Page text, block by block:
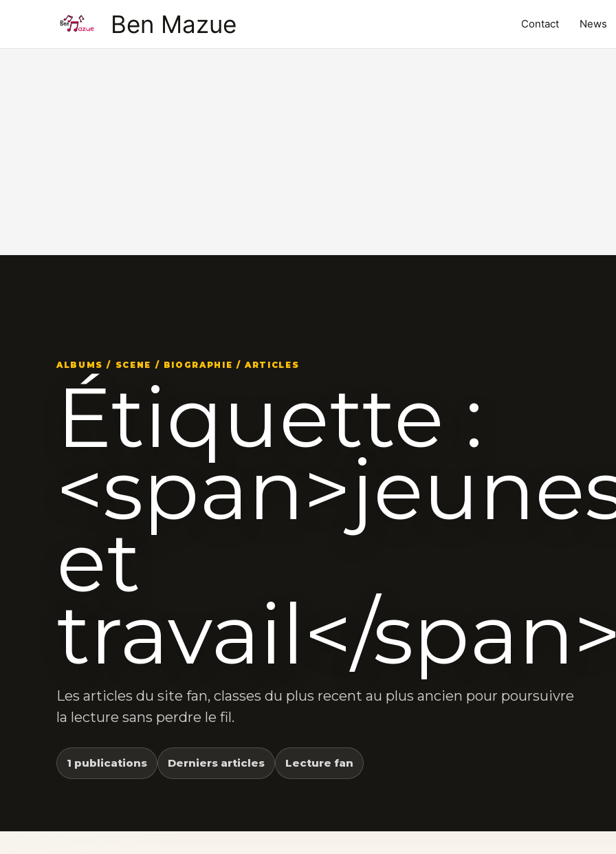
Ben Mazue Contact News
ALBUMS / SCENE / BIOGRAPHIE / ARTICLES
Étiquette :
et
travail</
Les articles du site fan, classes du plus recent au plus ancien pour poursuivre
la lecture sans perdre le fil.
1 publications Derniers articles Lecture fan